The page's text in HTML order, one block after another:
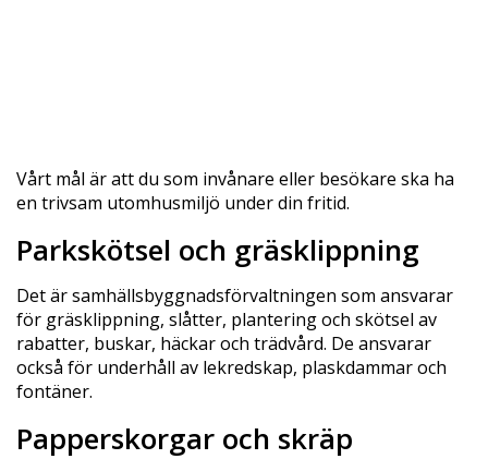
Vårt mål är att du som invånare eller besökare ska ha
en trivsam utomhusmiljö under din fritid.
Parkskötsel och gräsklippning
Det är samhällsbyggnadsförvaltningen som ansvarar
för gräsklippning, slåtter, plantering och skötsel av
rabatter, buskar, häckar och trädvård. De ansvarar
också för underhåll av lekredskap, plaskdammar och
fontäner.
Papperskorgar och skräp